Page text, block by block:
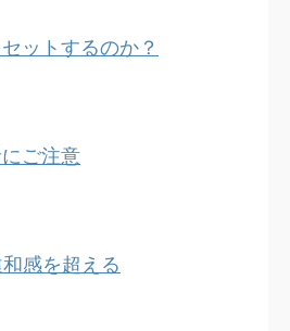
ットするのか？
ご注意
感を超える